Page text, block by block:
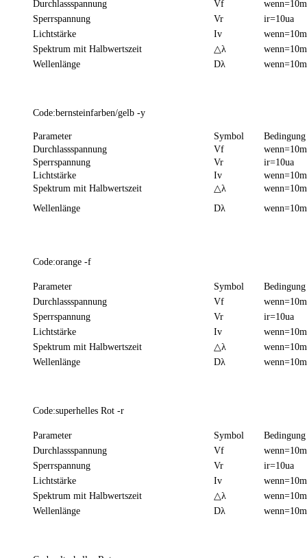
Durchlassspannung
Vf
Sperrspannung
Vr
ir=10ua
Lichtstärke
Iv
Spektrum mit Halbwertszeit
△λ
Wellenlänge
Dλ
Code:bernsteinfarben/gelb -y
Parameter Symbol
Bedingung
Durchlassspannung
Vf
Sperrspannung
Vr
ir=10ua
Lichtstärke
Iv
Spektrum mit Halbwertszeit
△λ
Wellenlänge
Dλ
Code:orange -f
Parameter Symbol
Bedingung
Durchlassspannung
Vf
Sperrspannung
Vr
ir=10ua
Lichtstärke
Iv
Spektrum mit Halbwertszeit
△λ
Wellenlänge
Dλ
Code:superhelles Rot -r
Parameter Symbol
Bedingung
Durchlassspannung
Vf
Sperrspannung
Vr
ir=10ua
Lichtstärke
Iv
Spektrum mit Halbwertszeit
△λ
Wellenlänge
Dλ